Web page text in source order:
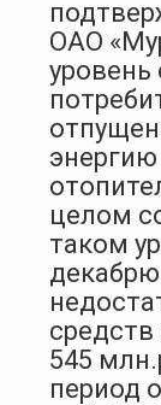
ОАО
целом
таком
545
период